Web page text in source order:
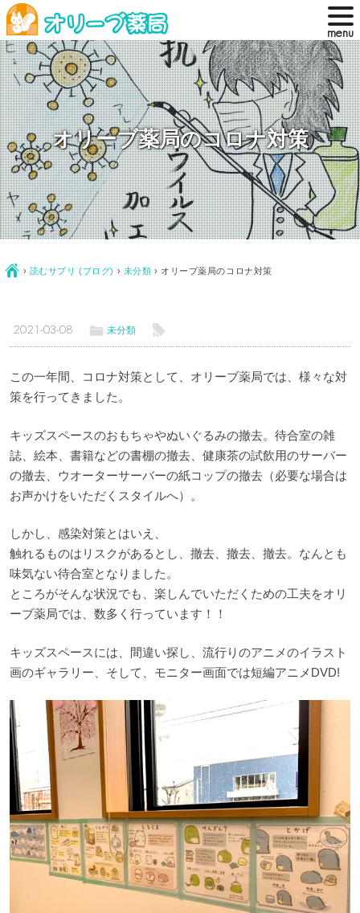
オリーブ薬局のコロナ対策
Ç › 読むサプリ (ブログ) › 未分類 › オリーブ薬局のコロナ対策
2021-03-08 ë 未分類 l
この一年間、コロナ対策として、オリーブ薬局では、様々な対
策を行ってきました。
キッズスペースのおもちゃやぬいぐるみの撤去。待合室の雑
誌、絵本、書籍などの書棚の撤去、健康茶の試飲用のサーバー
の撤去、ウオーターサーバーの紙コップの撤去（必要な場合は
お声かけをいただくスタイルへ）。
しかし、感染対策とはいえ、
触れるものはリスクがあるとし、撤去、撤去、撤去。なんとも
味気ない待合室となりました。
ところがそんな状況でも、楽しんでいただくための工夫をオリ
ーブ薬局では、数多く行っています！！
キッズスペースには、間違い探し、流行りのアニメのイラスト
画のギャラリー、そして、モニター画面では短編アニメDVD!